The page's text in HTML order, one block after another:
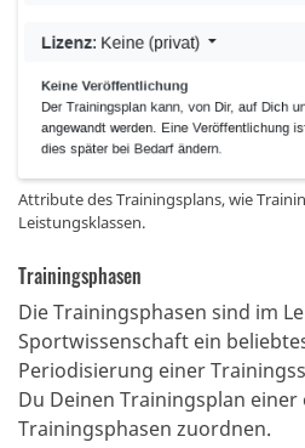
Attribute des Trainingsplans, wie
Leistungsklassen.
Trainingsphasen
Die Trainingsphasen sind im
Sportwissenschaft ein
Periodisierung einer
Du Deinen Trainingsplan
Trainingsphasen zuordnen.